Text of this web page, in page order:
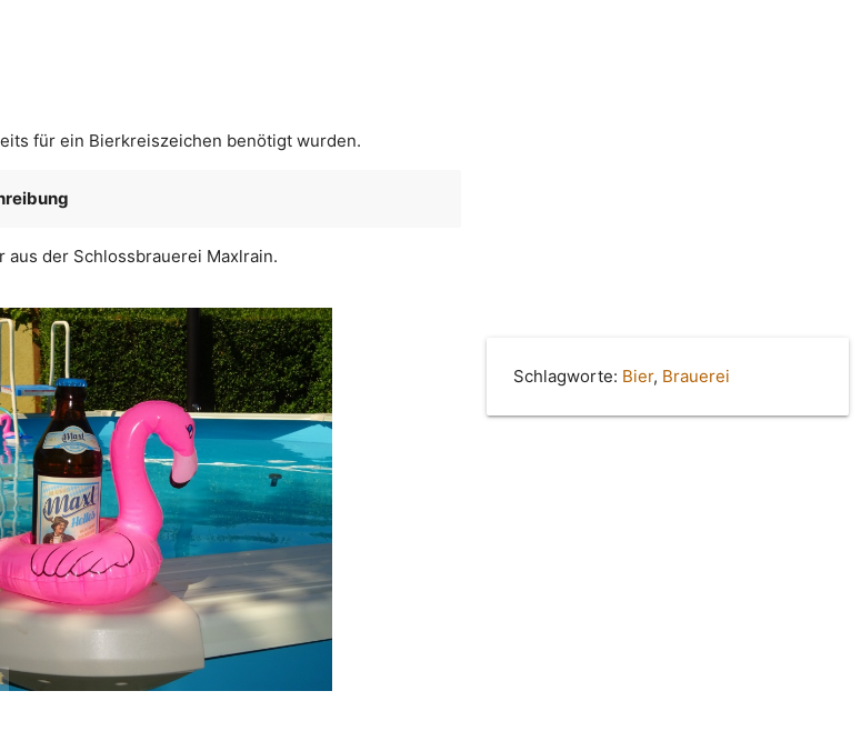
für ein Bierkreiszeichen benötigt wurden.
aus der Schlossbrauerei Maxlrain.
Schlagworte: Bier, Brauerei